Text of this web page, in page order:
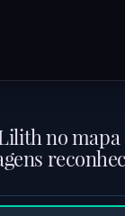
no mapa